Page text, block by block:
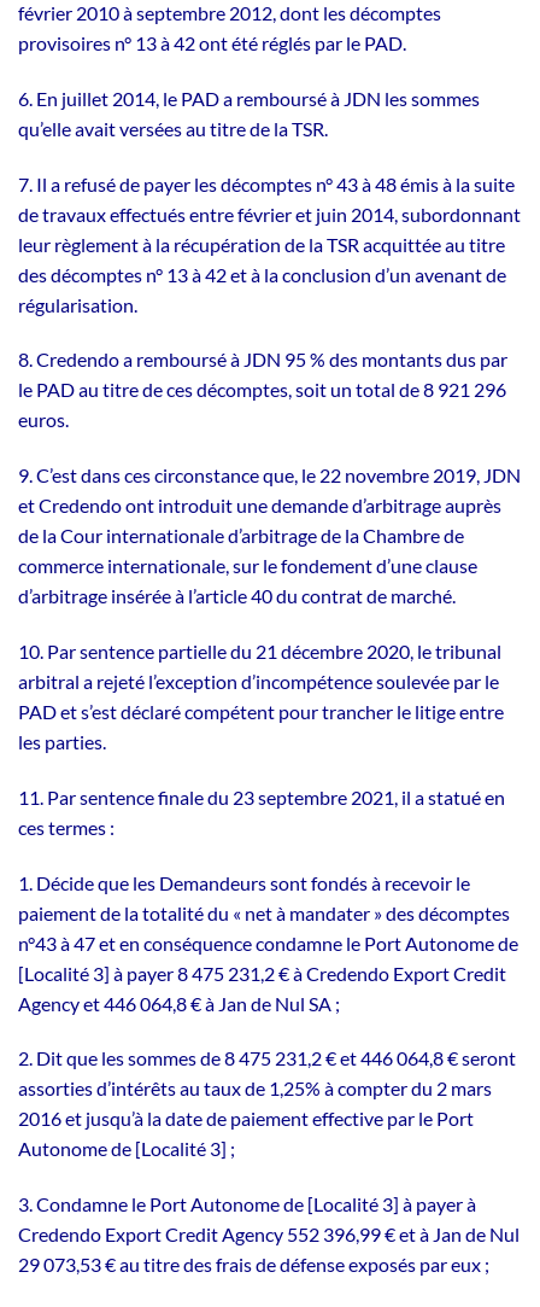
février 2010 à septembre 2012, dont les décomptes
provisoires n° 13 à 42 ont été réglés par le PAD.
6. En juillet 2014, le PAD a remboursé à JDN les sommes
qu’elle avait versées au titre de la TSR.
7. Il a refusé de payer les décomptes n° 43 à 48 émis à la suite
de travaux effectués entre février et juin 2014, subordonnant
leur règlement à la récupération de la TSR acquittée au titre
des décomptes n° 13 à 42 et à la conclusion d’un avenant de
régularisation.
8. Credendo a remboursé à JDN 95 % des montants dus par
le PAD au titre de ces décomptes, soit un total de 8 921 296
euros.
9. C’est dans ces circonstance que, le 22 novembre 2019, JDN
et Credendo ont introduit une demande d’arbitrage auprès
de la Cour internationale d’arbitrage de la Chambre de
commerce internationale, sur le fondement d’une clause
d’arbitrage insérée à l’article 40 du contrat de marché.
10. Par sentence partielle du 21 décembre 2020, le tribunal
arbitral a rejeté l’exception d’incompétence soulevée par le
PAD et s’est déclaré compétent pour trancher le litige entre
les parties.
11. Par sentence finale du 23 septembre 2021, il a statué en
ces termes :
1. Décide que les Demandeurs sont fondés à recevoir le
paiement de la totalité du « net à mandater » des décomptes
n°43 à 47 et en conséquence condamne le Port Autonome de
[Localité 3] à payer 8 475 231,2 € à Credendo Export Credit
Agency et 446 064,8 € à Jan de Nul SA ;
2. Dit que les sommes de 8 475 231,2 € et 446 064,8 € seront
assorties d’intérêts au taux de 1,25% à compter du 2 mars
2016 et jusqu’à la date de paiement effective par le Port
Autonome de [Localité 3] ;
3. Condamne le Port Autonome de [Localité 3] à payer à
Credendo Export Credit Agency 552 396,99 € et à Jan de Nul
29 073,53 € au titre des frais de défense exposés par eux ;